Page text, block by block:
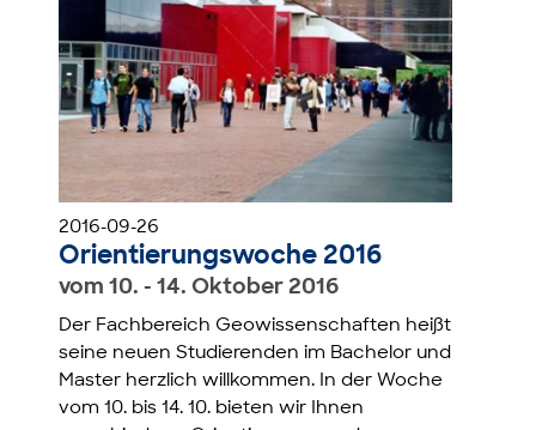
2016-09-26
Orientierungswoche 2016
vom 10. - 14. Oktober 2016
Der Fachbereich Geowissenschaften heißt
seine neuen Studierenden im Bachelor und
Master herzlich willkommen. In der Woche
vom 10. bis 14. 10. bieten wir Ihnen